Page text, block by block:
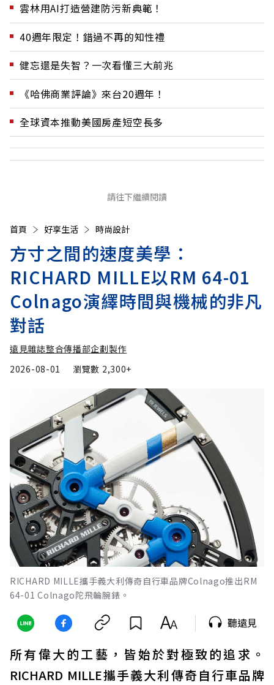
雲林用AI打造營建防污新典範！
40週年限定！錯過不再的知性禮
健忘還是失智？一次看懂三大前兆
《哈佛商業評論》來台20週年！
全球資本推動美國房產短空長多
請往下繼續閱讀
首頁 好享生活 時尚設計
方寸之間的速度美學：
RICHARD MILLE以RM 64-01
Colnago演繹時間與機械的非凡
對話
遠見雜誌整合傳播部企劃製作
2026-08-01
瀏覽數 2,300+
RICHARD MILLE攜手義大利傳奇自行車品牌Colnago推出RM
64-01 Colnago陀飛輪腕錶。
聽遠見
所有偉大的工藝，皆始於對極致的追求。
RICHARD MILLE攜手義大利傳奇自行車品牌